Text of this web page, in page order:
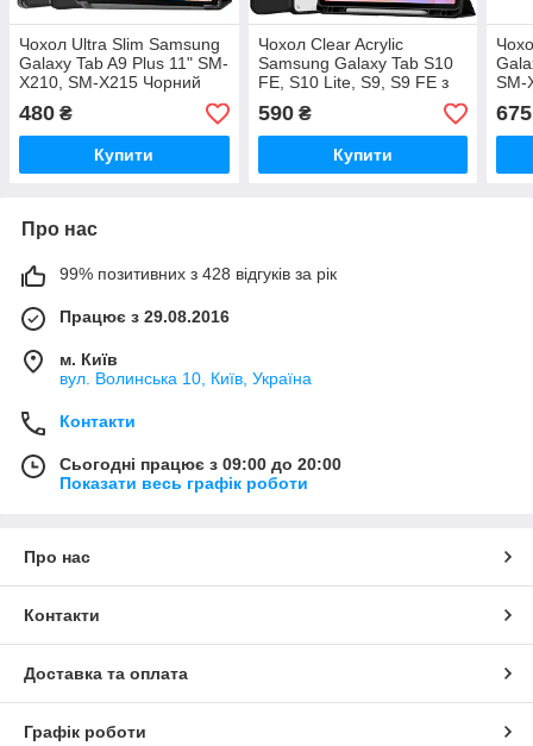
Чохол Ultra Slim Samsung
Galaxy Tab A9 Plus 11" SM-
X210, SM-X215 Чорний
480 ₴
Купити
Чохол Clear Acrylic
Samsung Galaxy Tab S10
FE, S10 Lite, S9, S9 FE з
місцем для стілусу Чорний
590₴
Купити
SM-
675
Про нас
99% позитивних з 428 відгуків за рік
Працює з 29.08.2016
м. Київ
вул. Волинська 10, Київ, Україна
Контакти
Сьогодні працює з 09:00 до 20:00
Показати весь графік роботи
Про нас
Контакти
Доставка та оплата
Графік роботи